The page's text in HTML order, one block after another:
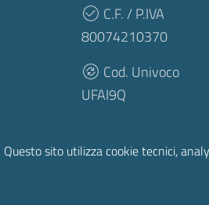
Questo sito utilizza cookie tecnici,
C.F. / P.IVA
80074210370
Cod. Univoco
UFAI9Q